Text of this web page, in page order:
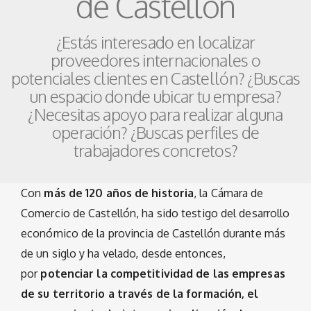
¿Estás interesado en localizar
proveedores internacionales o
potenciales clientes en Castellón? ¿Buscas
un espacio donde ubicar tu empresa?
¿Necesitas apoyo para realizar alguna
operación? ¿Buscas perfiles de
trabajadores concretos?
Con más de 120 años de historia, la Cámara de
Comercio de Castellón, ha sido testigo del desarrollo
económico de la provincia de Castellón durante más
de un siglo y ha velado, desde entonces,
por potenciar la competitividad de las empresas
de su territorio a través de la formación, el